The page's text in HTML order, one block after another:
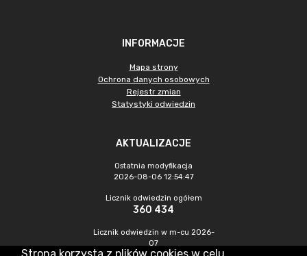
INFORMACJE
Mapa strony
Ochrona danych osobowych
Rejestr zmian
Statystyki odwiedzin
AKTUALIZACJE
Ostatnia modyfikacja
2026-08-06 12:54:47
Licznik odwiedzin ogółem
360 434
Licznik odwiedzin w m-cu 2026-
07